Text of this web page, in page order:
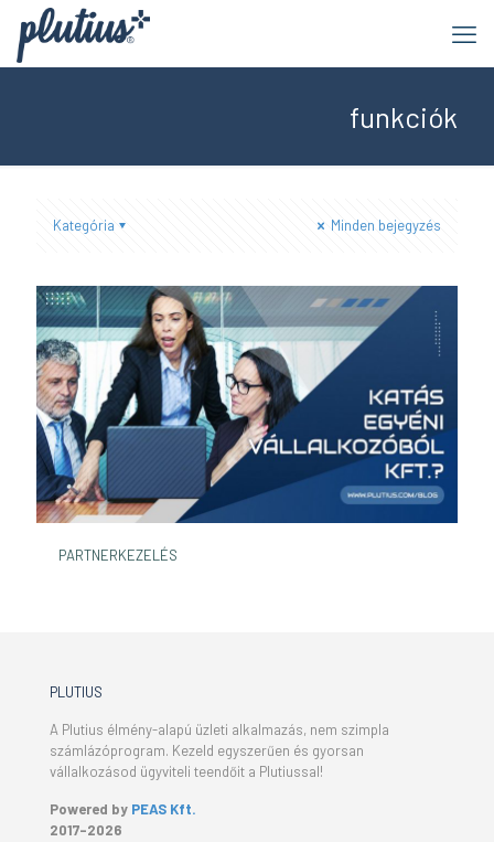
funkciók
Kategória Minden bejegyzés
PARTNERKEZELÉS
PLUTIUS
A Plutius élmény-alapú üzleti alkalmazás, nem szimpla
számlázóprogram. Kezeld egyszerűen és gyorsan
vállalkozásod ügyviteli teendőit a Plutiussal!
Powered by PEAS Kft.
2017-2026